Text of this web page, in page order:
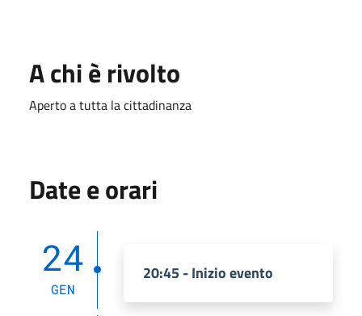
A chi è rivolto
Aperto a tutta la cittadinanza
Date e orari
24
GEN
20:45 - Inizio evento